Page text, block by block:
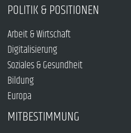
POLITIK & POSITIONEN
Arbeit & Wirtschaft
Digitalisierung
Soziales & Gesundheit
Bildung
Europa
MITBESTIMMUNG